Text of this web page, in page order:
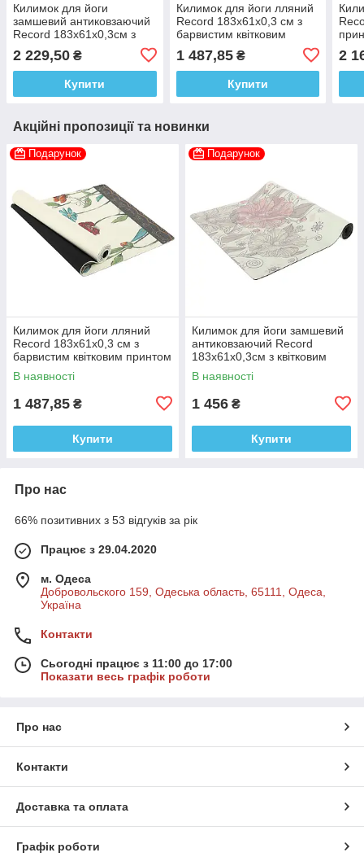
Килимок для йоги
замшевий антиковзаючий
Record 183x61x0,3см з
лотоса
2 229,50 ₴
Купити
Килимок для йоги лляний
Record 183x61x0,3 см з
барвистим квітковим
1 487,85₴
Купити
2
Акційні пропозиції та новинки
Подарунок
Килимок для йоги лляний
Record 183x61x0,3 см з
барвистим квітковим принтом
В наявності
1 487,85 ₴
Купити
Подарунок
Килимок для йоги замшевий
антиковзаючий Record
183x61x0,3см з квітковим
принтом
В наявності
1 456 ₴
Купити
Про нас
66% позитивних з 53 відгуків за рік
Працює з 29.04.2020
м. Одеса
Добровольского 159, Одеська область, 65111, Одеса,
Україна
Контакти
Сьогодні працює з 11:00 до 17:00
Показати весь графік роботи
Про нас
Контакти
Доставка та оплата
Графік роботи